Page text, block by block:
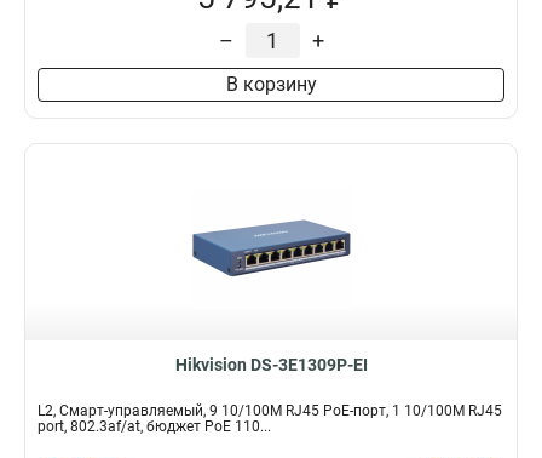
– +
В корзину
Hikvision DS-3E1309P-EI
L2, Смарт-управляемый, 9 10/100M RJ45 PoE-порт, 1 10/100M RJ45
port, 802.3af/at, бюджет PoE 110...